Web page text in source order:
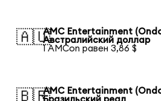
🇦🇺AMC Entertainment
Австралийский доллар
1 AMCon равен 3,86 $
🇧🇷AMC Entertainment